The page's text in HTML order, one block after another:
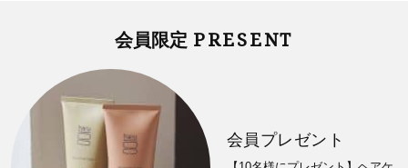
会員限定 PRESENT
会員プレゼント